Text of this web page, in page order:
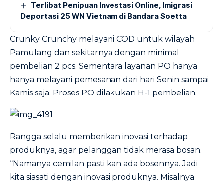
Terlibat Penipuan Investasi Online, Imigrasi
Deportasi 25 WN Vietnam di Bandara Soetta
Crunky Crunchy melayani COD untuk wilayah
Pamulang dan sekitarnya dengan minimal
pembelian 2 pcs. Sementara layanan PO hanya
hanya melayani pemesanan dari hari Senin sampai
Kamis saja. Proses PO dilakukan H-1 pembelian.
Rangga selalu memberikan inovasi terhadap
produknya, agar pelanggan tidak merasa bosan.
“Namanya cemilan pasti kan ada bosennya. Jadi
kita siasati dengan inovasi produknya. Misalnya